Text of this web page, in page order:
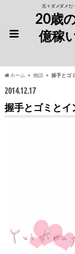
元々ダメダメだ
20歳
億稼
ホーム 物語 握手とゴ
2014.12.17
握手とゴミとイ